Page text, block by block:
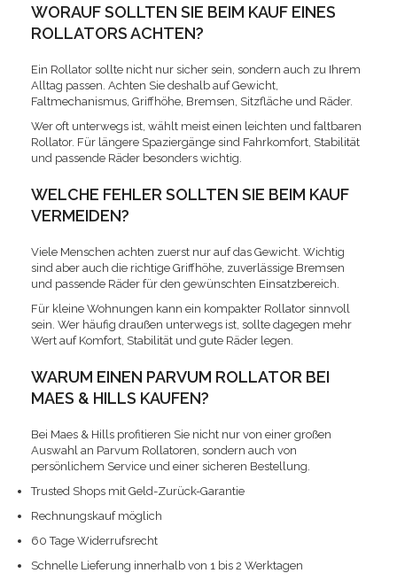
WORAUF SOLLTEN SIE BEIM KAUF EINES
ROLLATORS ACHTEN?
Ein Rollator sollte nicht nur sicher sein, sondern auch zu Ihrem
Alltag passen. Achten Sie deshalb auf Gewicht,
Faltmechanismus, Griffhöhe, Bremsen, Sitzfläche und Räder.
Wer oft unterwegs ist, wählt meist einen leichten und faltbaren
Rollator. Für längere Spaziergänge sind Fahrkomfort, Stabilität
und passende Räder besonders wichtig.
WELCHE FEHLER SOLLTEN SIE BEIM KAUF
VERMEIDEN?
Viele Menschen achten zuerst nur auf das Gewicht. Wichtig
sind aber auch die richtige Griffhöhe, zuverlässige Bremsen
und passende Räder für den gewünschten Einsatzbereich.
Für kleine Wohnungen kann ein kompakter Rollator sinnvoll
sein. Wer häufig draußen unterwegs ist, sollte dagegen mehr
Wert auf Komfort, Stabilität und gute Räder legen.
WARUM EINEN PARVUM ROLLATOR BEI
MAES & HILLS KAUFEN?
Bei Maes & Hills profitieren Sie nicht nur von einer großen
Auswahl an Parvum Rollatoren, sondern auch von
persönlichem Service und einer sicheren Bestellung.
Trusted Shops mit Geld-Zurück-Garantie
Rechnungskauf möglich
60 Tage Widerrufsrecht
Schnelle Lieferung innerhalb von 1 bis 2 Werktagen